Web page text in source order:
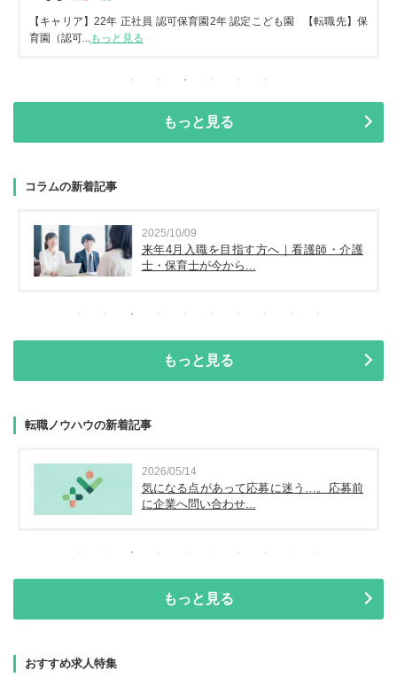
【キャリア】22年 正社員 認可保育園2年 認定こども園 【転職先】保
育園（認可...
もっと見る
もっと見る
コラムの新着記事
2025/10/09
来年4月入職を目指す方へ｜看護師・介護
士・保育士が今から...
もっと見る
転職ノウハウの新着記事
2026/05/14
気になる点があって応募に迷う…。応募前
に企業へ問い合わせ...
もっと見る
おすすめ求人特集